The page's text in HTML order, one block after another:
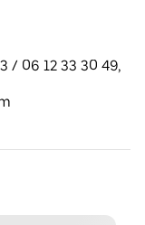
/ 06 12 33 30 49,